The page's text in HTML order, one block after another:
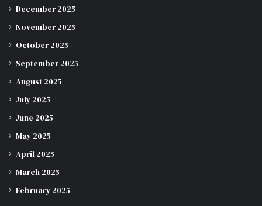
December 2025
November 2025
October 2025
September 2025
August 2025
July 2025
June 2025
May 2025
April 2025
March 2025
February 2025